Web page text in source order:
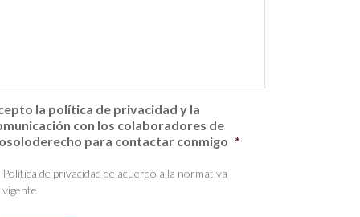
la política de privacidad y la
con los colaboradores de
para contactar conmigo *
Política de privacidad de acuerdo a la normativa
vigente